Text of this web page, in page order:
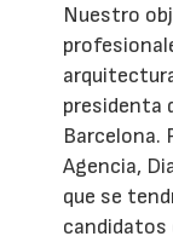
Nuestro
presidenta
Barcelona.
Agencia,
que se